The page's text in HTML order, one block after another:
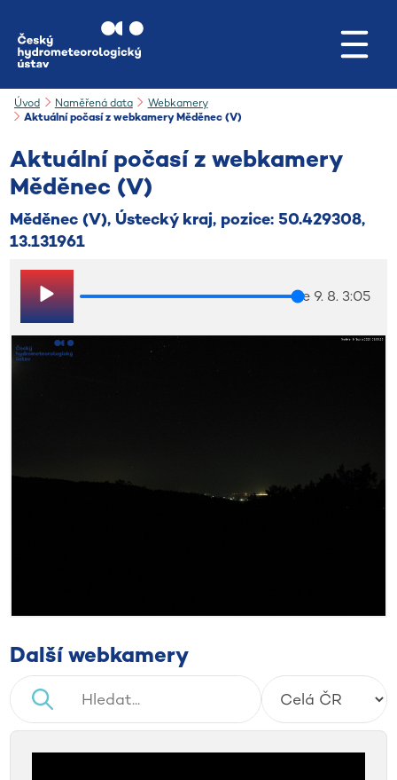
Úvod Naměřená data
Webkamery
Aktuální počasí z webkamery Měděnec (V)
Aktuální počasí z webkamery
Měděnec (V)
Měděnec (V), Ústecký kraj, pozice: 50.429308,
13.131961
ne 9. 8. 3:05
Další webkamery